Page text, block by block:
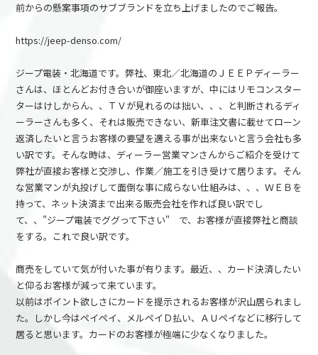
前からの懸案事項のサブブランドを立ち上げましたのでご報告。
https://jeep-denso.com/
ジープ電装・北海道です。弊社、東北／北海道のＪＥＥＰディーラー
さんは、ほとんどお付き合いが御座いますが、中にはリモコンスター
ターはけしからん、、ＴＶが見れるのは拙い、、、と判断されるディ
ーラーさんも多く、それは販売できない、新車注文書に載せてローン
返済したいと言うお客様の要望を適える事が出来ないと言う会社も多
い訳です。そんな時は、ディーラー営業マンさんからご紹介を受けて
弊社が直接お客様と交渉し、作業／施工を引き受けて居ります。そん
な営業マンが丸投げして面倒な事に成らない仕組みは、、、ＷＥＢを
持って、ネット決済まで出来る販売会社を作れば良い訳でし
て、、"ジープ電装でググって下さい" で、お客様が直接弊社と商談
をする。これで良い訳です。
商売をしていて気が付いた事が有ります。最近、、カード決済したい
と仰るお客様が減って来ています。
以前はポイント欲しさにカードを提示されるお客様が沢山居られまし
た。しかし今はペイペイ、メルペイＤ払い、ＡＵペイなどに移行して
居ると思います。カードのお客様が極端に少なくなりました。